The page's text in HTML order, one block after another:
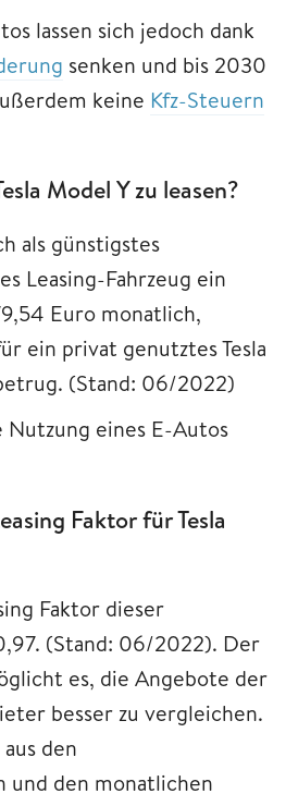
lassen sich jedoch dank
senken und bis 2030
keine Kfz-Steuern
Model Y zu leasen?
als günstigstes
Leasing-Fahrzeug ein
Euro monatlich,
ein privat genutztes Tesla
(Stand: 06/2022)
eines E-Autos
Faktor für Tesla
Faktor dieser
(Stand: 06/2022). Der
es, die Angebote der
besser zu vergleichen.
den
und den monatlichen